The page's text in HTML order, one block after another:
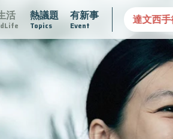
活 熱議題
Topics
有新事
Event
骨骼健康 達文西手術專欄 2025植